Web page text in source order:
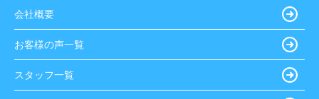
会社概要
お客様の声一覧
スタッフ一覧